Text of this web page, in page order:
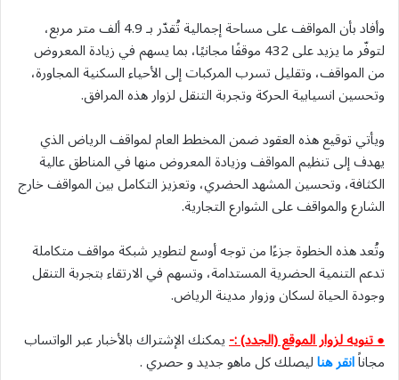
وأفاد بأن المواقف على مساحة إجمالية تُقدّر بـ 4.9 ألف متر مربع،
لتوفّر ما يزيد على 432 موقفًا مجانيًا، بما يسهم في زيادة المعروض
من المواقف، وتقليل تسرب المركبات إلى الأحياء السكنية المجاورة،
وتحسين انسيابية الحركة وتجربة التنقل لزوار هذه المرافق.
ويأتي توقيع هذه العقود ضمن المخطط العام لمواقف الرياض الذي
يهدف إلى تنظيم المواقف وزيادة المعروض منها في المناطق عالية
الكثافة، وتحسين المشهد الحضري، وتعزيز التكامل بين المواقف خارج
الشارع والمواقف على الشوارع التجارية.
وتُعد هذه الخطوة جزءًا من توجه أوسع لتطوير شبكة مواقف متكاملة
تدعم التنمية الحضرية المستدامة، وتسهم في الارتقاء بتجربة التنقل
وجودة الحياة لسكان وزوار مدينة الرياض.
● تنويه لزوار الموقع (الجدد) :-يمكنك الإشتراك بالأخبار عبر الواتساب
مجاناًانقر هناليصلك كل ماهو جديد و حصري .